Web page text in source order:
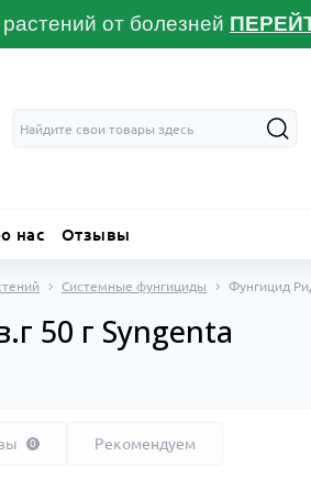
от болезней
нас Отзывы
Системные фунгициды Фунгицид
50 г Syngenta
0 Рекомендуем